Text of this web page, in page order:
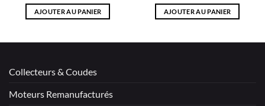
AJOUTER AU PANIER AJOUTER AU PANIER
Collecteurs & Coudes
Moteurs Remanufacturés